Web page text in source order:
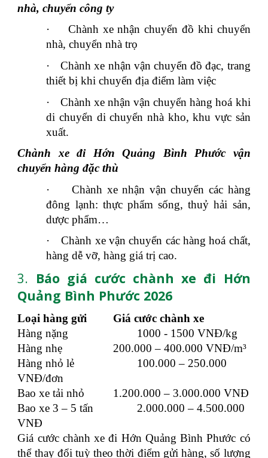
nhà, chuyển công ty
·
Chành xe nhận chuyển đồ khi chuyển
nhà, chuyển nhà trọ
·
Chành xe nhận vận chuyển đồ đạc, trang
thiết bị khi chuyển địa điểm làm việc
·
Chành xe nhận vận chuyển hàng hoá khi
di chuyển di chuyển nhà kho, khu vực sản
xuất.
Chành xe đi Hớn Quảng Bình Phước vận
chuyển hàng đặc thù
·
Chành xe nhận vận chuyển các hàng
đông lạnh: thực phẩm sống, thuỷ hải sản,
dược phẩm…
·
Chành xe vận chuyển các hàng hoá chất,
hàng dễ vỡ, hàng giá trị cao.
3. Báo giá cước chành xe đi Hớn
Quảng Bình Phước 2026
Loại hàng gửi
Giá cước chành xe
Hàng nặng
1000 - 1500 VNĐ/kg
Hàng nhẹ
200.000 – 400.000 VNĐ/m³
Hàng nhỏ lẻ
100.000 – 250.000
VNĐ/đơn
Bao xe tải nhỏ
1.200.000 – 3.000.000 VNĐ
Bao xe 3 – 5 tấn
2.000.000 – 4.500.000
VNĐ
Giá cước chành xe đi Hớn Quảng Bình Phước có
thể thay đổi tuỳ theo thời điểm gửi hàng, số lượng